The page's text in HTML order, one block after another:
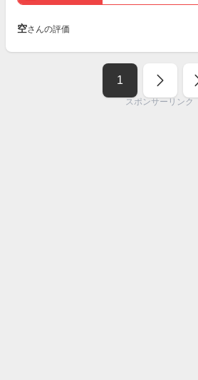
空さんの評価
1
スポンサーリンク